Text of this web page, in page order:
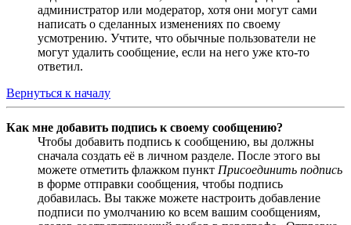
администратор или модератор, хотя они могут сами
написать о сделанных изменениях по своему
усмотрению. Учтите, что обычные пользователи не
могут удалить сообщение, если на него уже кто-то
ответил.
Вернуться к началу
Как мне добавить подпись к своему сообщению?
Чтобы добавить подпись к сообщению, вы должны
сначала создать её в личном разделе. После этого вы
можете отметить флажком пункт Присоединить подпись
в форме отправки сообщения, чтобы подпись
добавилась. Вы также можете настроить добавление
подписи по умолчанию ко всем вашим сообщениям,